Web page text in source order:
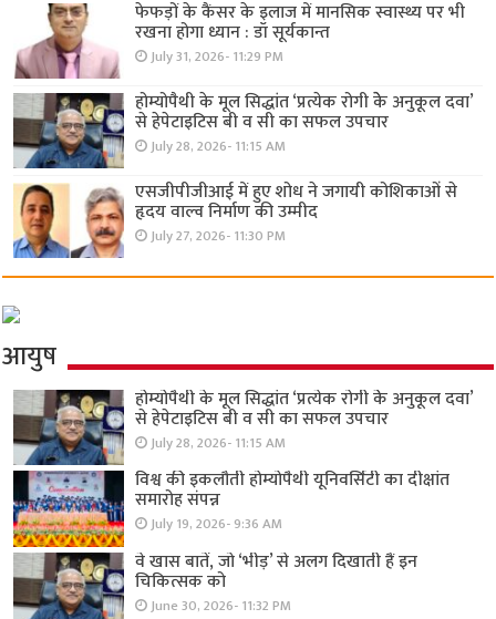
फेफड़ों के कैंसर के इलाज में मानसिक स्वास्थ्य पर भी
रखना होगा ध्यान : डॉ सूर्यकान्त
July 31, 2026- 11:29 PM
होम्योपैथी के मूल सिद्धांत ‘प्रत्येक रोगी केे अनुकूल दवा’
से हेपेटाइटिस बी व सी का सफल उपचार
July 28, 2026- 11:15 AM
एसजीपीजीआई में हुए शोध ने जगायी कोशिकाओं से
हृदय वाल्व निर्माण की उम्मीद
July 27, 2026- 11:30 PM
आयुष
होम्योपैथी के मूल सिद्धांत ‘प्रत्येक रोगी केे अनुकूल दवा’
से हेपेटाइटिस बी व सी का सफल उपचार
July 28, 2026- 11:15 AM
विश्व की इकलौती होम्योपैथी यूनिवर्सिटी का दीक्षांत
समारोह संपन्न
July 19, 2026- 9:36 AM
वे खास बातें, जो ‘भीड़’ से अलग दिखाती हैं इन
चिकित्सक को
June 30, 2026- 11:32 PM